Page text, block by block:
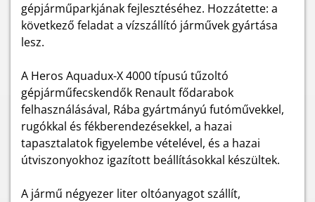
gépjárműparkjának fejlesztéséhez. Hozzátette: a
következő feladat a vízszállító járművek gyártása
lesz.
A Heros Aquadux-X 4000 típusú tűzoltó
gépjárműfecskendők Renault fődarabok
felhasználásával, Rába gyártmányú futóművekkel,
rugókkal és fékberendezésekkel, a hazai
tapasztalatok figyelembe vételével, és a hazai
útviszonyokhoz igazított beállításokkal készültek.
A jármű négyezer liter oltóanyagot szállít,